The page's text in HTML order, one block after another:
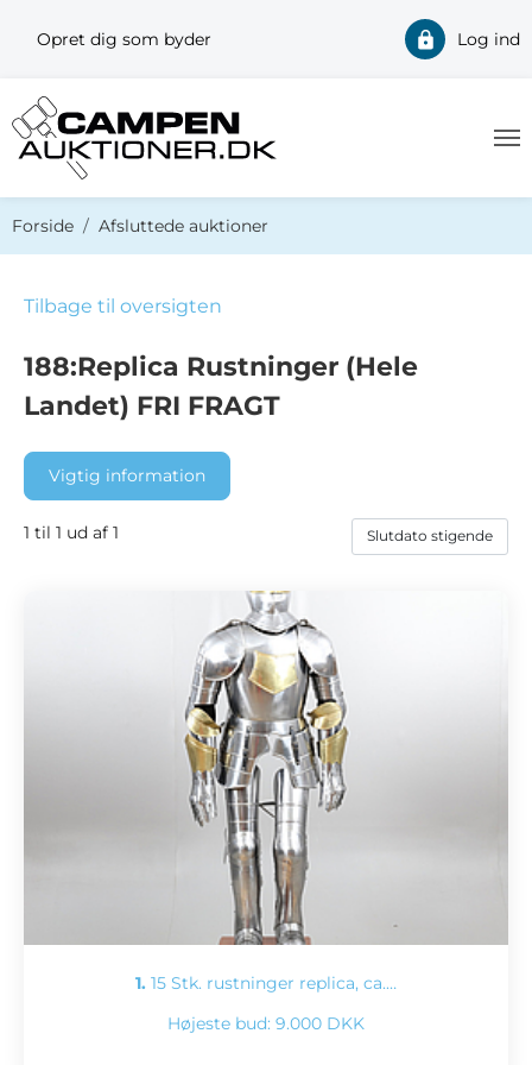
Opret dig som byder Log ind
Forside Afsluttede auktioner
Tilbage til oversigten
188:Replica Rustninger (Hele
Landet) FRI FRAGT
Vigtig information
1 til 1 ud af 1
1. 15 Stk. rustninger replica, ca.…
Højeste bud: 9.000 DKK